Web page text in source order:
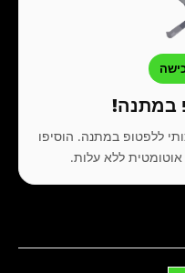
במתנה!
ללפטופ במתנה. הוסיפו
ללא עלות.